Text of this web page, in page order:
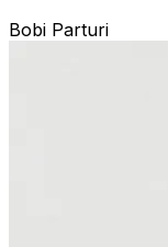
Bobi Parturi